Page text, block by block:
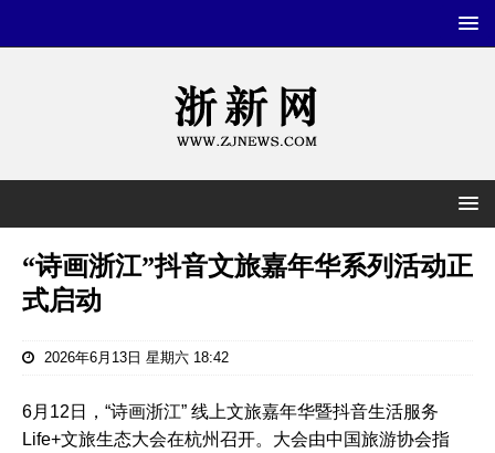
“诗画浙江”抖音文旅嘉年华系列活动正
式启动
2026年6月13日 星期六 18:42
6月12日，“诗画浙江” 线上文旅嘉年华暨抖音生活服务
Life+文旅生态大会在杭州召开。大会由中国旅游协会指